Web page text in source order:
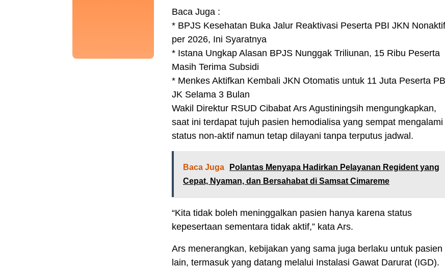
Baca Juga :
* BPJS Kesehatan Buka Jalur Reaktivasi Peserta PBI JKN Nonaktif
per 2026, Ini Syaratnya
* Istana Ungkap Alasan BPJS Nunggak Triliunan, 15 Ribu Peserta
Masih Terima Subsidi
* Menkes Aktifkan Kembali JKN Otomatis untuk 11 Juta Peserta
JK Selama 3 Bulan
Wakil Direktur RSUD Cibabat Ars Agustiningsih mengungkapkan,
saat ini terdapat tujuh pasien hemodialisa yang sempat mengalami
status non-aktif namun tetap dilayani tanpa terputus jadwal.
Baca Juga
Polantas Menyapa Hadirkan Pelayanan Regident yang
Cepat, Nyaman, dan Bersahabat di Samsat Cimareme
“Kita tidak boleh meninggalkan pasien hanya karena status
kepesertaan sementara tidak aktif,” kata Ars.
Ars menerangkan, kebijakan yang sama juga berlaku untuk pasien
lain, termasuk yang datang melalui Instalasi Gawat Darurat (IGD).